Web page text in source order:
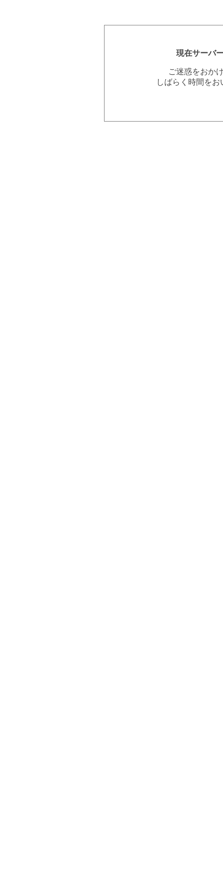
現在サーバ
ご迷惑をおか
しばらく時間を